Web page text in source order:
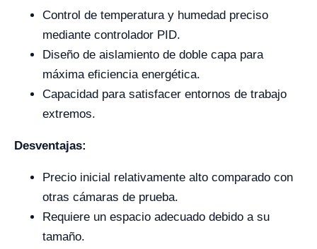
Control de temperatura y humedad preciso
mediante controlador PID.
Diseño de aislamiento de doble capa para
máxima eficiencia energética.
Capacidad para satisfacer entornos de trabajo
extremos.
Desventajas:
Precio inicial relativamente alto comparado con
otras cámaras de prueba.
Requiere un espacio adecuado debido a su
tamaño.